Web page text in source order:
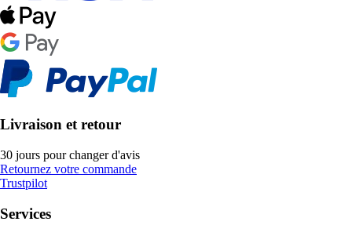
Livraison et retour
30 jours pour changer d'avis
Retournez votre commande
Trustpilot
Services